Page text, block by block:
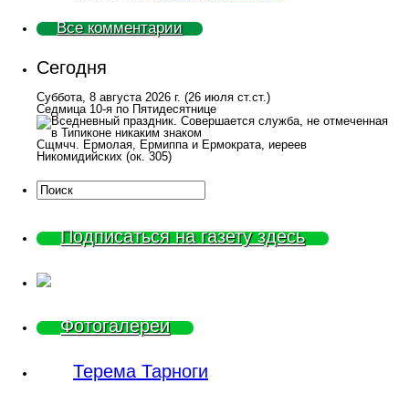
Все комментарии
Сегодня
Суббота, 8 августа 2026 г. (26 июля ст.ст.)
Седмица 10-я по Пятидесятнице
Сщмчч. Ермолая, Ермиппа и Ермократа, иереев
Никомидийских (ок. 305)
Подписаться на газету здесь
Фотогалереи
Терема Тарноги